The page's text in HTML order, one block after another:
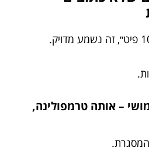
– אותה טרמפולינה,
המסגרת.